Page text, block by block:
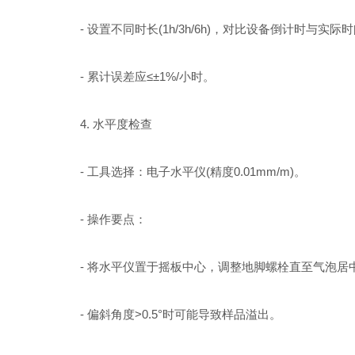
- 设置不同时长(1h/3h/6h)，对比设备倒计时与实际时
- 累计误差应≤±1%/小时。
4. 水平度检查
- 工具选择：电子水平仪(精度0.01mm/m)。
- 操作要点：
- 将水平仪置于摇板中心，调整地脚螺栓直至气泡居
- 偏斜角度>0.5°时可能导致样品溢出。